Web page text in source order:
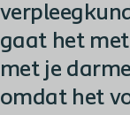
gaat het met
met je
omdat het